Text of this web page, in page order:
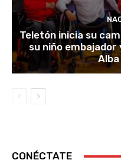
Teletón inicia su
su niño embajador
Alba
CONÉCTATE